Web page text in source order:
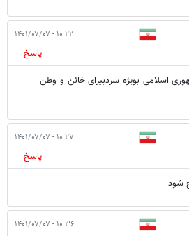
۱۰:۲۲ - ۱۴۰۱/۰۷/۰۷
پاسخ
اسلامی بویژه سردبیرای خائن و وطن
۱۰:۲۷ - ۱۴۰۱/۰۷/۰۷
پاسخ
شود
۱۰:۳۶ - ۱۴۰۱/۰۷/۰۷